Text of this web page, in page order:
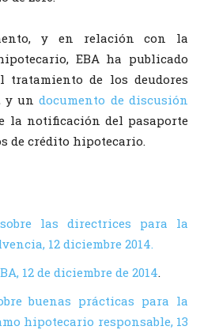
y en relación con la
EBA ha publicado
tratamiento de los deudores
y undocumento de discusión
la notificación del pasaporte
de crédito hipotecario.
las directrices para la
12 diciembre 2014.
12 de diciembre de 2014.
buenas prácticas para la
hipotecario responsable, 13